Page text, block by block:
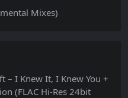
Mixes)
– I Knew It, I Knew You +
(FLAC Hi-Res 24bit